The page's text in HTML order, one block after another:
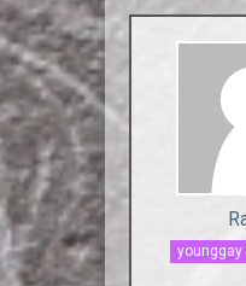
younggay